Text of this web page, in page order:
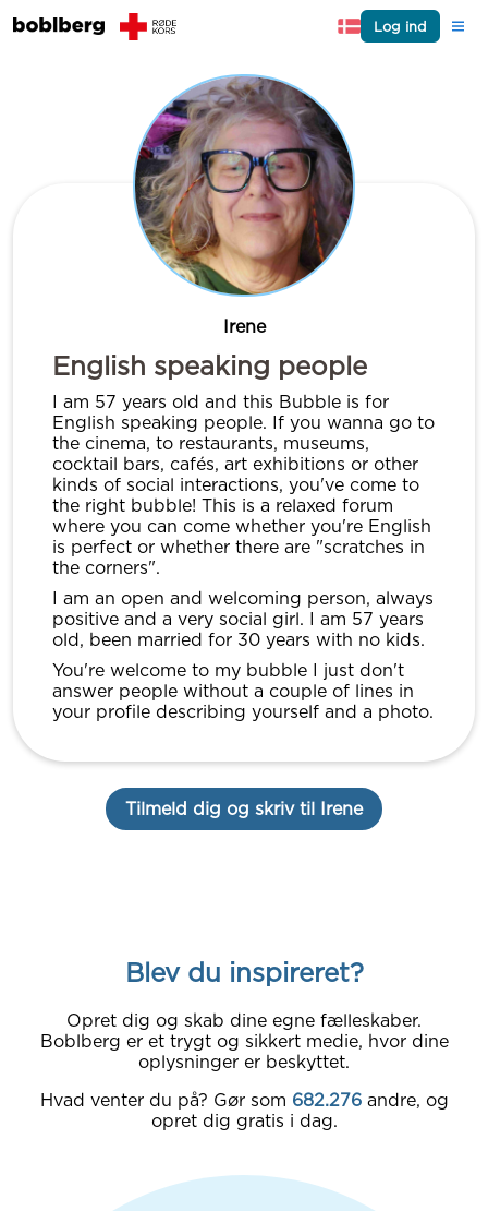
Log ind
Irene
English speaking people
I am 57 years old and this Bubble is for
English speaking people. If you wanna go to
the cinema, to restaurants, museums,
cocktail bars, cafés, art exhibitions or other
kinds of social interactions, you've come to
the right bubble! This is a relaxed forum
where you can come whether you're English
is perfect or whether there are "scratches in
the corners".
I am an open and welcoming person, always
positive and a very social girl. I am 57 years
old, been married for 30 years with no kids.
You're welcome to my bubble I just don't
answer people without a couple of lines in
your profile describing yourself and a photo.
Tilmeld dig og skriv til Irene
Blev du inspireret?
Opret dig og skab dine egne fælleskaber.
Boblberg er et trygt og sikkert medie, hvor dine
oplysninger er beskyttet.
Hvad venter du på? Gør som 682.276 andre, og
opret dig gratis i dag.